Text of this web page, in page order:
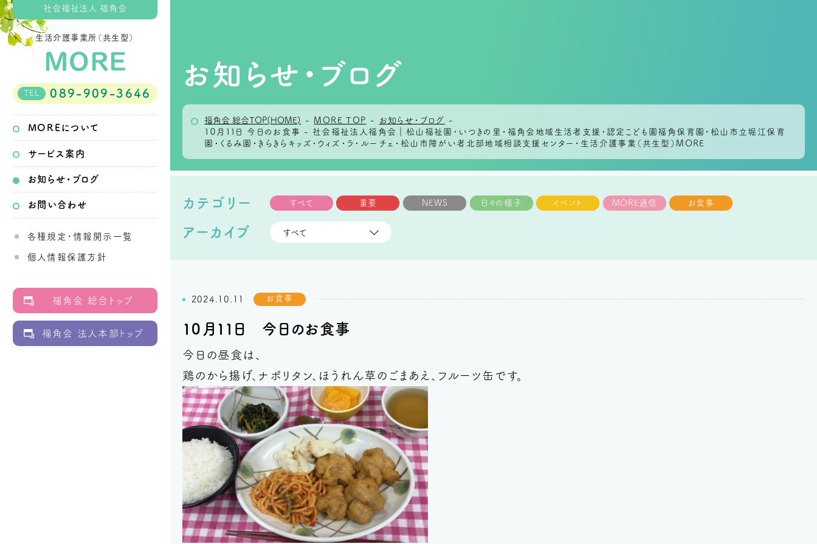
社会福祉法人 福角会
生活介護事業所（共生型）
TEL 089-909-3646
MOREについて
サービス案内
お知らせ・ブログ
お問い合わせ
各種規定・情報開示一覧
個人情報保護方針
福角会 総合トップ
福角会 法人本部トップ
お知らせ・ブログ
福角会 総合TOP(HOME) - MORE TOP - お知らせ・ブログ
-
１０月１１日 今日のお食事 - 社会福祉法人福角会｜松山福祉園・いつきの里・福角会地域生活者支援・認定こども園福角保育園・松山市立堀江保育
園・くるみ園・きらきらキッズ・ウィズ・ラ・ルーチェ・松山市障がい者北部地域相談支援センター・生活介護事業（共生型）MORE
カテゴリー すべて 重要 NEWS 日々の様子 イベント MORE通信 お食事
アーカイブ
2024.10.11 お食事
１０月１１日 今日のお食事
今日の昼食は、
鶏のから揚げ、ナポリタン、ほうれん草のごまあえ、フルーツ缶です。